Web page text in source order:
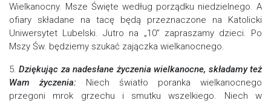
Wielkanocny. Msze Święte według porządku niedzielnego. A
ofiary składane na tacę będą przeznaczone na Katolicki
Uniwersytet Lubelski. Jutro na „10” zapraszamy dzieci. Po
Mszy Św. będziemy szukać zajączka wielkanocnego.
5.Dziękując za nadesłane życzenia wielkanocne, składamy też
Wam życzenia: Niech światło poranka wielkanocnego
przegoni mrok grzechu i smutku wszelkiego. Niech w